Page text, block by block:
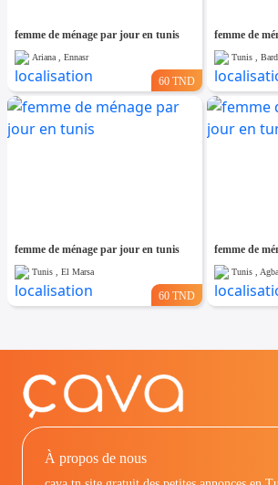
femme de ménage par jour en tunis
Ariana , Ennasr
60 TND
femme de
Tunis ,
femme de ménage par jour en tunis
Tunis , El Marsa
60 TND
femme de
Tunis , Agba
À propos de nous